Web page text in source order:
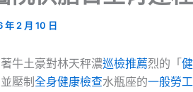
年 2 月 10 日
牛土豪對林天秤濃巡檢推薦烈的「
壓制全身健康檢查水瓶座的一般勞